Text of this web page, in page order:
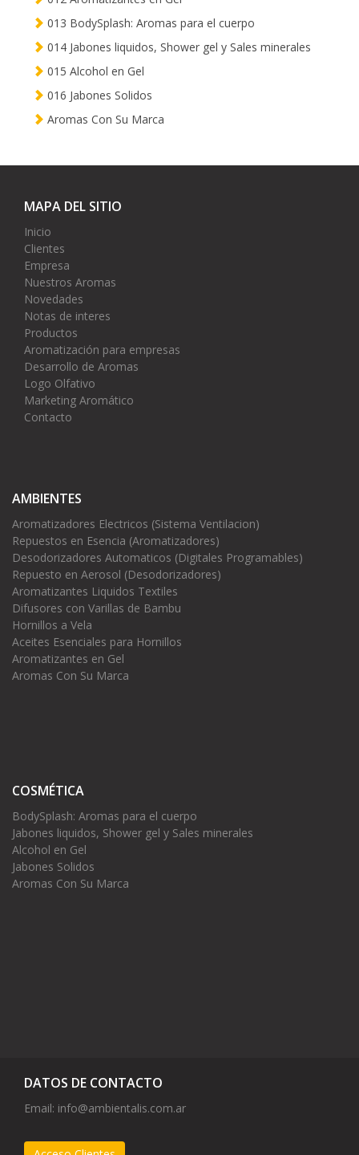
013 BodySplash: Aromas para el cuerpo
014 Jabones liquidos, Shower gel y Sales minerales
015 Alcohol en Gel
016 Jabones Solidos
Aromas Con Su Marca
MAPA DEL SITIO
Inicio
Clientes
Empresa
Nuestros Aromas
Novedades
Notas de interes
Productos
Aromatización para empresas
Desarrollo de Aromas
Logo Olfativo
Marketing Aromático
Contacto
AMBIENTES
Aromatizadores Electricos (Sistema Ventilacion)
Repuestos en Esencia (Aromatizadores)
Desodorizadores Automaticos (Digitales Programables)
Repuesto en Aerosol (Desodorizadores)
Aromatizantes Liquidos Textiles
Difusores con Varillas de Bambu
Hornillos a Vela
Aceites Esenciales para Hornillos
Aromatizantes en Gel
Aromas Con Su Marca
COSMÉTICA
BodySplash: Aromas para el cuerpo
Jabones liquidos, Shower gel y Sales minerales
Alcohol en Gel
Jabones Solidos
Aromas Con Su Marca
DATOS DE CONTACTO
Email: info@ambientalis.com.ar